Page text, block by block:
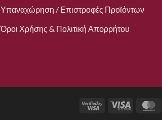
Υπαναχώρηση / Επιστροφές Προϊόντων
Όροι Χρήσης & Πολιτική Απορρήτου
Visa
Visa